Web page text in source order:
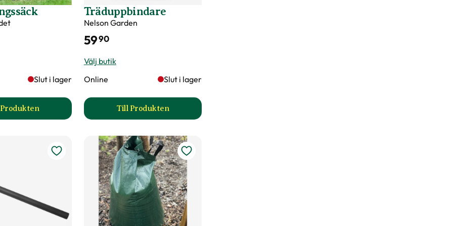
Afrika
Slut i lager
till Bevattningssäck produktsida
Träduppbindare
Nelson Garden
5990
Välj butik
Online
Slut i lager
Till Produkten
till Träduppbindare produktsida